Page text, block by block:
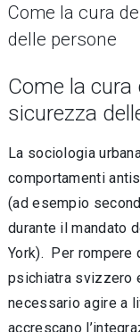
Come la cura
delle persone
Come la
sicurezza
La sociologia
comportamenti
(ad esempio
durante il mandato
York). Per rompere
psichiatra svizzero
necessario agire a
accrescano